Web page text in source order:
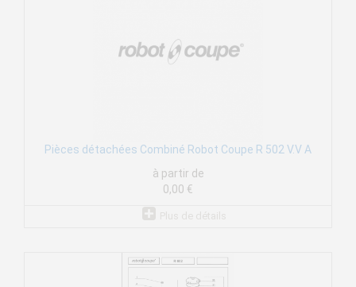
Pièces détachées Combiné Robot Coupe R 502 V.V A
à partir de
0,00 €